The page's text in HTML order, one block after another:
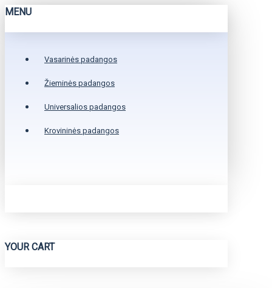
MENU
Vasarinės padangos
Žieminės padangos
Universalios padangos
Krovininės padangos
YOUR CART